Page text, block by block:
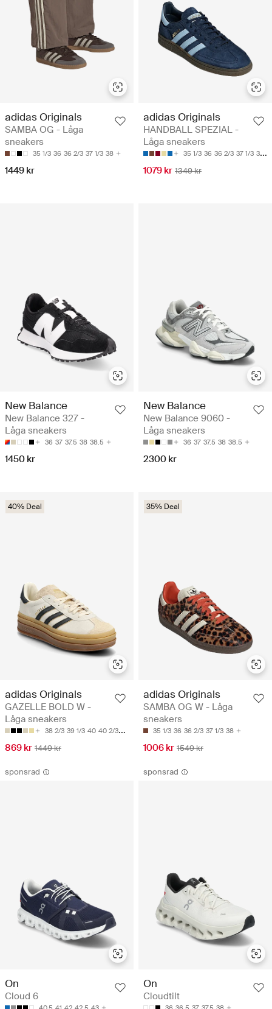
adidas Originals
SAMBA OG - Låga
sneakers
35 1/3 36 36 2/3 37 1/3 38
1449 kr
adidas Originals
HANDBALL SPEZIAL -
Låga sneakers
35 1/3 36 36 2/3 37 1/3 38
1079 kr 1349 kr
New Balance
New Balance 327 -
Låga sneakers
36 37 37.5 38 38.5
1450 kr
New Balance
New Balance 9060 -
Låga sneakers
36 37 37.5 38 38.5
2300 kr
40% Deal
adidas Originals
GAZELLE BOLD W -
Låga sneakers
38 2/3 39 1/3 40 40 2/3 41 1/3
869 kr 1449 kr
35% Deal
adidas Originals
SAMBA OG W - Låga
sneakers
35 1/3 36 36 2/3 37 1/3 38
1006 kr 1549 kr
sponsrad
On
Cloud 6
sponsrad
On
Cloudtilt